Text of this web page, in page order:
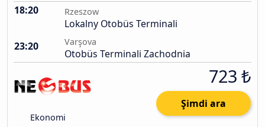
18:20 Rzeszow
Lokalny Otobüs Terminali
23:20
Varşova
Otobüs Terminali Zachodnia
Ekonomi
723 ₺
Şimdi ara